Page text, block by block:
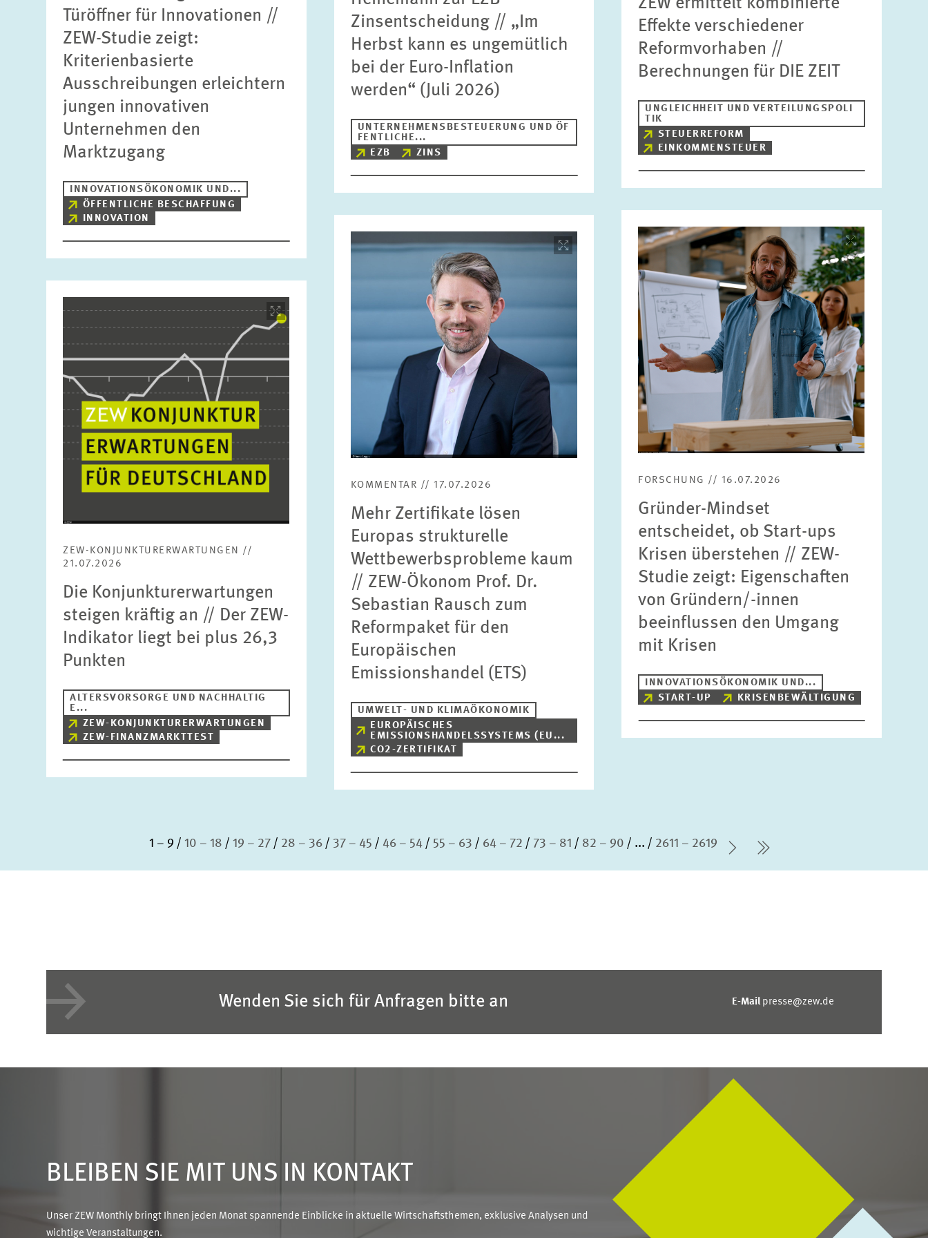
Türöffner für Innovationen //
ZEW-Studie zeigt:
Kriterienbasierte
Ausschreibungen erleichtern
jungen innovativen
Unternehmen den
Marktzugang
INNOVATIONSÖKONOMIK UND...
ÖFFENTLICHE BESCHAFFUNG
INNOVATION
Zinsentscheidung // „Im
Herbst kann es ungemütlich
bei der Euro-Inflation
werden“ (Juli 2026)
UNTERNEHMENSBESTEUERUNG UND ÖF
FENTLICHE...
EZB
ZINS
Effekte verschiedener
Reformvorhaben //
Berechnungen für DIE ZEIT
UNGLEICHHEIT UND VERTEILUNGSPOLI
TIK
STEUERREFORM
EINKOMMENSTEUER
in
vergrößerter
Ansicht
ZEW-KONJUNKTURERWARTUNGEN //
21.07.2026
Die Konjunkturerwartungen
steigen kräftig an // Der ZEW-
Indikator liegt bei plus 26,3
Punkten
ALTERSVORSORGE UND NACHHALTIG
E...
ZEW-KONJUNKTURERWARTUNGEN
ZEW-FINANZMARKTTEST
öffnet
KOMMENTAR // 17.07.2026
Mehr Zertifikate lösen
Europas strukturelle
Wettbewerbsprobleme kaum
// ZEW-Ökonom Prof. Dr.
Sebastian Rausch zum
Reformpaket für den
Europäischen
Emissionshandel (ETS)
UMWELT- UND KLIMAÖKONOMIK
EUROPÄISCHES
EMISSIONSHANDELSSYSTEMS (EU...
CO2-ZERTIFIKAT
Bild
öffnet
in
vergrößerter
Ansicht
FORSCHUNG // 16.07.2026
Gründer-Mindset
entscheidet, ob Start-ups
Krisen überstehen // ZEW-
Studie zeigt: Eigenschaften
von Gründern/-innen
beeinflussen den Umgang
mit Krisen
INNOVATIONSÖKONOMIK UND...
START-UP
KRISENBEWÄLTIGUNG
1 – 9 10 – 18 19 – 27 28 – 36 37 – 45 46 – 54 55 – 63 64 – 72 73 – 81 82 – 90 ... 2611 – 2619
Nächste Seite
letzte Seite
Wenden Sie sich für Anfragen bitte an E-Mail presse@zew.de
BLEIBEN SIE MIT UNS IN KONTAKT
Unser ZEW Monthly bringt Ihnen jeden Monat spannende Einblicke in aktuelle Wirtschaftsthemen, exklusive Analysen und
wichtige Veranstaltungen.